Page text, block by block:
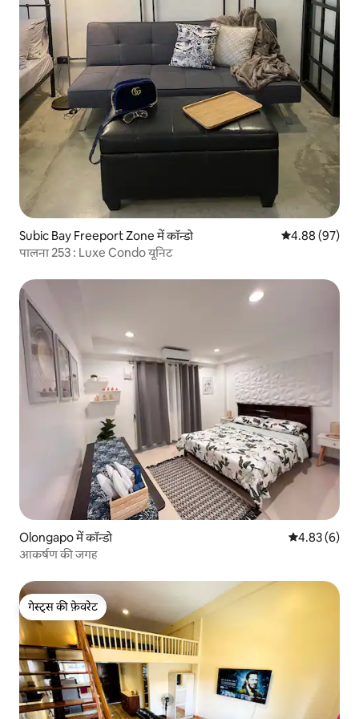
Subic Bay Freeport Zone में कॉन्डो औसत रेटिंग 5 में
4.88 (97)
पालना 253 : Luxe Condo यूनिट
Olongapo में कॉन्डो औसत रेटिंग 5 में
4.83 (6)
आकर्षण की जगह
गेस्ट्स की फ़ेवरेट
गेस्ट्स की फ़ेवरेट